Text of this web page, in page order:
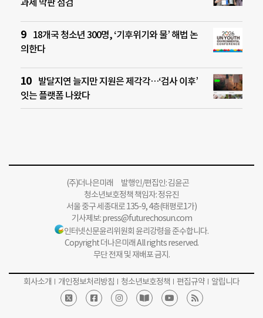
18개국 청소년 300명, ‘기후위기와 물’ 해법 논
의한다
발달지연 늘지만 지원은 제각각…‘검사 이후’
잇는 플랫폼 나왔다
(주)더나은미래 발행인/편집인: 김윤곤
청소년보호정책 책임자: 정유진
서울 중구 세종대로 135-9, 4층(태평로1가)
기사제보:press@futurechosun.com
인터넷신문윤리위원회 윤리강령을 준수합니다.
Copyright 더나은미래 All rights reserved.
무단 전재 및 재배포 금지.
회사소개 개인정보처리방침 청소년보호정책 편집규약 알립니다